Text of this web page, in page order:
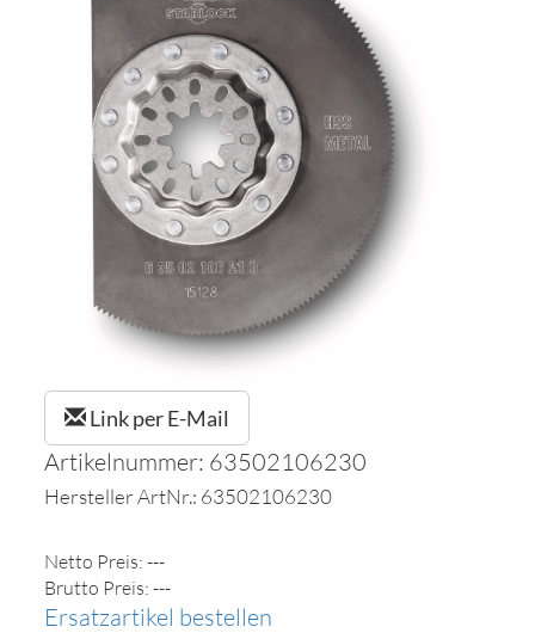
Link per E-Mail
Artikelnummer: 63502106230
Hersteller ArtNr.: 63502106230
Netto Preis: ---
Brutto Preis: ---
Ersatzartikel bestellen